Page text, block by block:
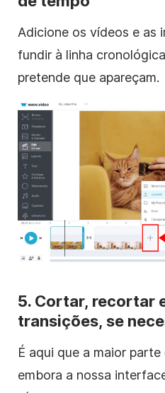
Adicione os vídeos e as
fundir à linha
pretende que apareçam.
5. Cortar, recortar
transições, se
É aqui que a maior
embora a nossa